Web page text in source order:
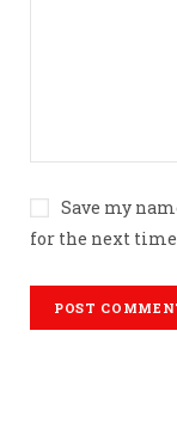
Save my
for the next